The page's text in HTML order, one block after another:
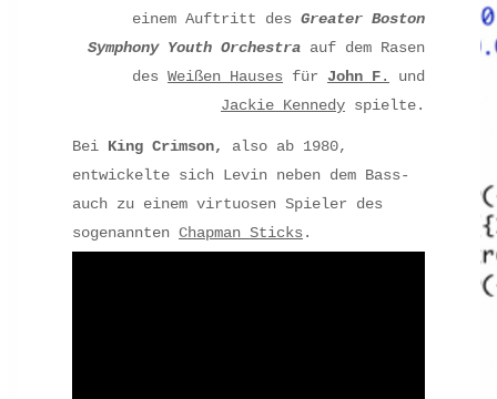
einem Auftritt des Greater Boston
Symphony Youth Orchestra auf dem Rasen
des Weißen Hauses für John F.
und
Jackie Kennedy spielte.
Bei King Crimson,
also ab 1980,
entwickelte sich Levin neben dem Bass-
auch zu einem virtuosen Spieler des
sogenannten Chapman Sticks.